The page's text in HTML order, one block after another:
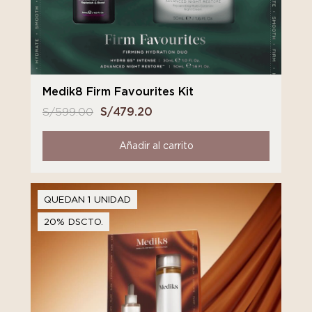
Medik8 Firm Favourites Kit
S/599.00 El
precio
original
era:
S/479.20
precio
actual
es:
Añadir al carrito
QUEDAN 1 UNIDAD
20% DSCTO.